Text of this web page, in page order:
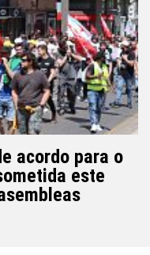
acordo para o
este